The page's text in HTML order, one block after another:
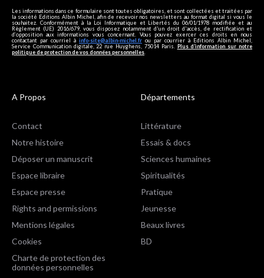
Les informations dans ce formulaire sont toutes obligatoires, et sont collectées et traitées par
la société Editions Albin Michel, afin de recevoir nos newsletters au format digital si vous le
souhaitez. Conformément à la Loi Informatique et Libertés du 06/01/1978 modifiée et au
Règlement (UE) 2016/679, vous disposez notamment d'un droit d'accès, de rectification et
d’opposition aux informations vous concernant. Vous pouvez exercer ces droits en nous
contactant par courriel à info-site@albin-michel.fr ou par courrier à Editions Albin Michel,
Service Communication digitale, 22 rue Huyghens, 75014 Paris. Plus d’information sur notre
politique de protection de vos données personnelles
A Propos
Contact
Notre histoire
Déposer un manuscrit
Espace libraire
Espace presse
Rights and permissions
Mentions légales
Cookies
Charte de protection des
données personnelles
Départements
Littérature
Essais & docs
Sciences humaines
Spiritualités
Pratique
Jeunesse
Beaux livres
BD